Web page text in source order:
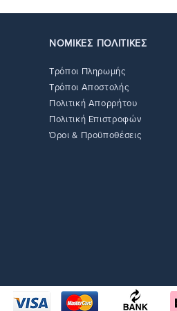
ΝΟΜΙΚΕΣ ΠΟΛΙΤΙΚΕΣ
Τρόποι Πληρωμής
Τρόποι Αποστολής
Πολιτική Απορρήτου
Πολιτική Επιστροφών
Όροι & Προϋποθέσεις